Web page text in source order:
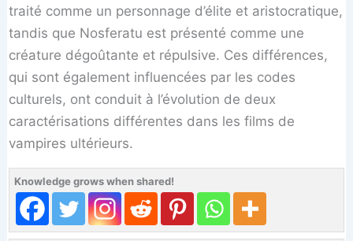
traité comme un personnage d’élite et aristocratique,
tandis que Nosferatu est présenté comme une
créature dégoûtante et répulsive. Ces différences,
qui sont également influencées par les codes
culturels, ont conduit à l’évolution de deux
caractérisations différentes dans les films de
vampires ultérieurs.
Knowledge grows when shared!